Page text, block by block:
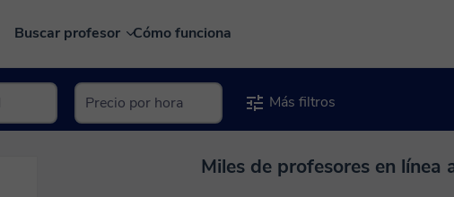
Buscar profesor Cómo funciona
Más filtros
Miles de profesores en línea